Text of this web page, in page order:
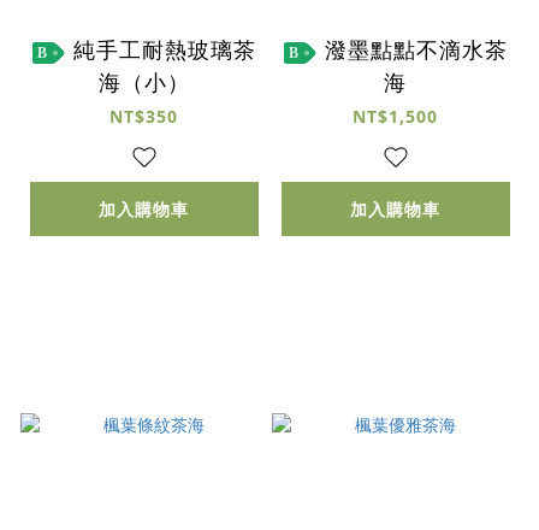
B
海（小）
NT$350
加入購物車
B
海
NT$1,500
加入購物車